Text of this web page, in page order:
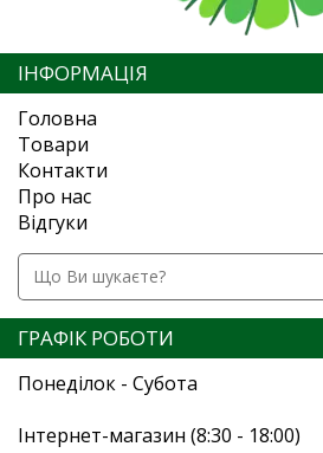
ІНФОРМАЦІЯ
Головна
Товари
Контакти
Про нас
Відгуки
ГРАФІК РОБОТИ
Понеділок - Субота
Інтернет-магазин (8:30 - 18:00)